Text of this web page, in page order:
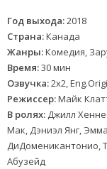
Год выхода:2018
Страна:Канада
Жанры:Комедия,
Время:30 мин
Озвучка:2x2,
Режиссер:Майк
В ролях: Джилл
Мак, Дэниэл Янг,
ДиДоменикантонио,
Абузейд